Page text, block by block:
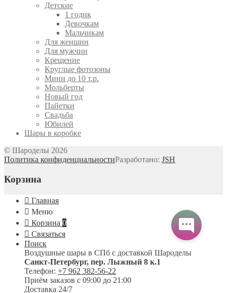
Детские
1 годик
Девочкам
Мальчикам
Для женщин
Для мужчин
Крещение
Круглые фотозоны
Мини до 10 т.р.
Мольберты
Новый год
Пайетки
Свадьба
Юбилей
Шары в коробке
© Шароделы 2026
Политика конфиденциальностиРазработано: JSH
Корзина
Главная
Меню
Корзина 0
Связаться
Поиск
Воздушные шары в СПб с доставкой Шароделы
Санкт-Петербург, пер. Лыжный 8 к.1
Телефон: +7 962 382-56-22
Приём заказов с 09:00 до 21:00
Доставка 24/7